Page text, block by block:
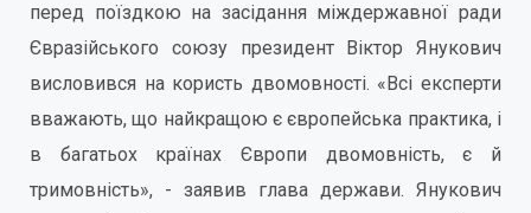
перед поїздкою на засідання міждержавної ради
Євразійського союзу президент Віктор Янукович
висловився на користь двомовності. «Всі експерти
вважають, що найкращою є європейська практика, і
в багатьох країнах Європи двомовність, є й
тримовність», - заявив глава держави. Янукович